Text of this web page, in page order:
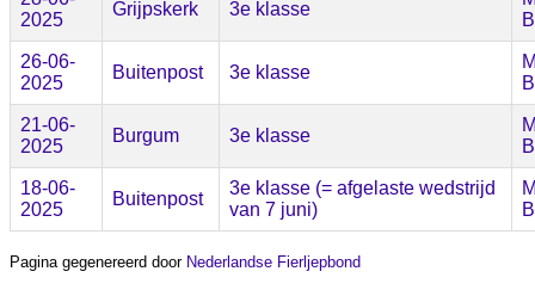
2025
Grijpskerk 3e klasse
B
26-06-
2025
Buitenpost 3e klasse
B
21-06-
2025
Burgum 3e klasse
B
18-06-
2025
Buitenpost
3e klasse (= afgelaste wedstrijd
van 7 juni)
B
Pagina gegenereerd door Nederlandse Fierljepbond